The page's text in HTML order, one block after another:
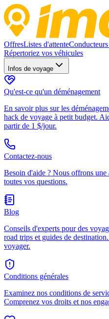
OffresListes d'attente
Répertoriez vos véhicules
Infos de voyage
Qu'est-ce qu'un déménagement
En savoir plus sur les
hack de voyage à petit budget.
partir de 1 $/jour.
Contactez-nous
Besoin d'aide ? Nous offrons une
toutes vos questions.
Blog
Conseils d'experts pour des
road trips et guides de
voyager.
Conditions générales
Examinez nos conditions de
Comprenez vos droits et nos